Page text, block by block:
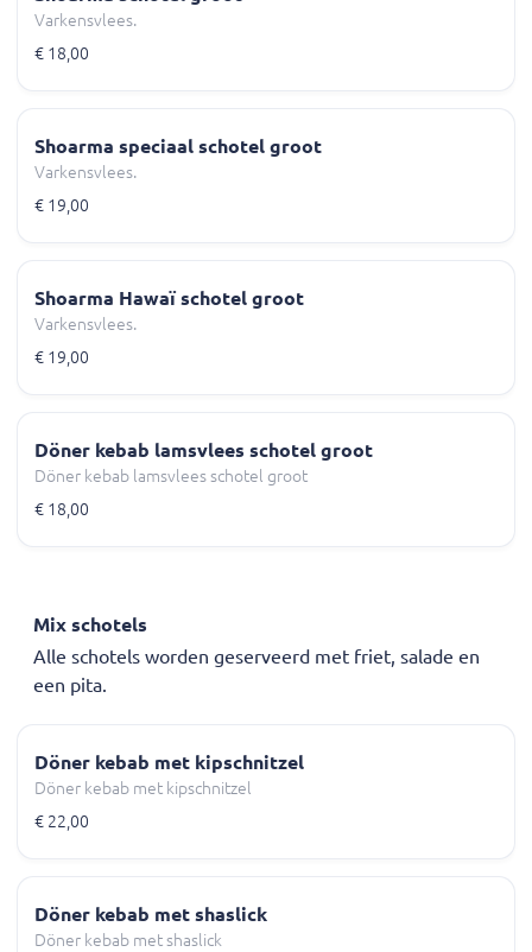
Varkensvlees.
€ 18,00
Shoarma speciaal schotel groot
Varkensvlees.
€ 19,00
Shoarma Hawaï schotel groot
Varkensvlees.
€ 19,00
Döner kebab lamsvlees schotel groot
Döner kebab lamsvlees schotel groot
€ 18,00
Mix schotels
Alle schotels worden geserveerd met friet, salade en
een pita.
Döner kebab met kipschnitzel
Döner kebab met kipschnitzel
€ 22,00
Döner kebab met shaslick
Döner kebab met shaslick